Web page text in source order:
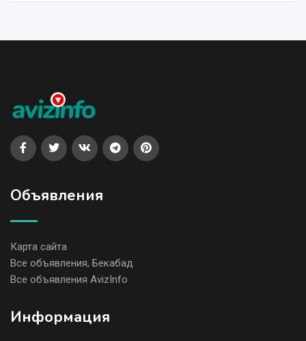
Объявления
Карта сайта
Все объявления, Бекабад
Все объявления AvizInfo
Информация